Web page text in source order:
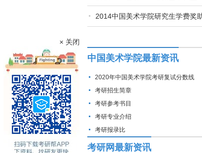
2014中国美术学院研究生学费奖
中国美术学院最新资讯
2020年中国美术学院考研复试分数线
考研招生简章
考研参考书目
考研专业介绍
考研报录比
考研网最新资讯
× 关闭